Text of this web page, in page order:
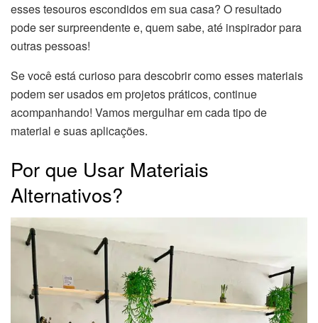
esses tesouros escondidos em sua casa? O resultado
pode ser surpreendente e, quem sabe, até inspirador para
outras pessoas!
Se você está curioso para descobrir como esses materiais
podem ser usados em projetos práticos, continue
acompanhando! Vamos mergulhar em cada tipo de
material e suas aplicações.
Por que Usar Materiais
Alternativos?